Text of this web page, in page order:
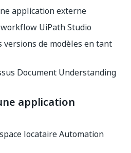
application externe
UiPath Studio
versions de modèles en tant
Document Understanding
application
locataire Automation